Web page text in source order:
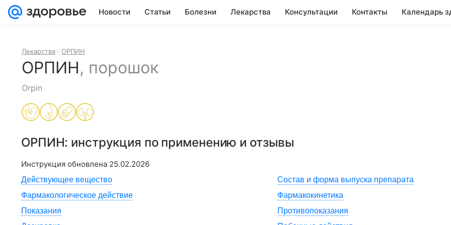
Новости Статьи Болезни Лекарства Консультации Контакты Календарь
Лекарства ОРПИН
ОРПИН, порошок
Orpin
ОРПИН: инструкция по применению и отзывы
Инструкция обновлена 25.02.2026
Действующее вещество
Состав и форма выпуска препарата
Фармакологическое действие
Фармакокинетика
Показания
Противопоказания